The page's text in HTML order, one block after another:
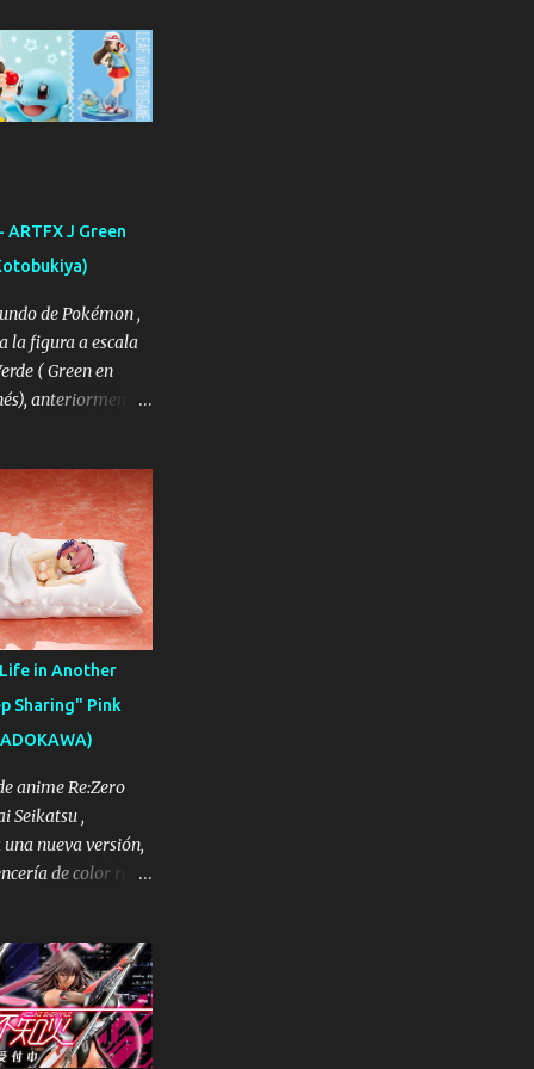
J Green
de Pokémon ,
la figura a escala
( Green en
anteriormente
de los juegos
y Pokémon Verde
en
la compañía nos
ARTFX J. 『ポ
リーズ ARTFX J
1/8 [コトブキヤ]
/ ABS Salida a
2019 Precio:
ver todas
nos ha
J a escala 1/8 de
in Another
Sharing" Pink
anime Re:Zero
Seikatsu ,
nueva versión,
de color rosa,
ランジェリーVer.
figura: 23
cm Material:
(cama) /